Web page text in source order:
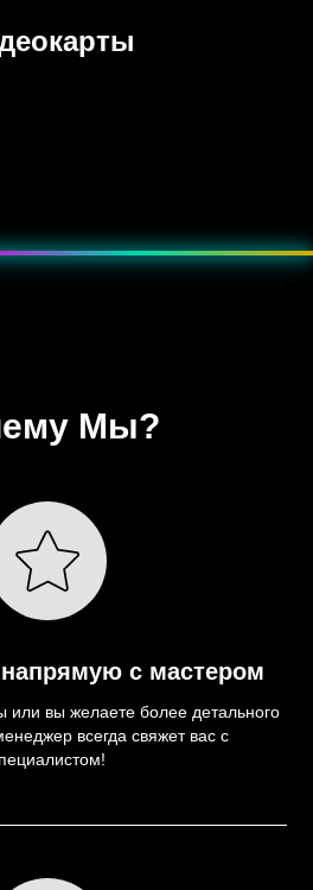
свечение, как неоновая
Мы?
напрямую с мастером
или вы желаете более детального
всегда свяжет вас с